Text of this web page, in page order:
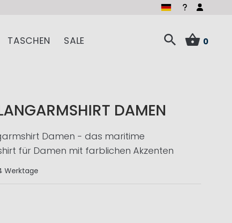
TASCHEN SALE 0
DAMEN
Damen - das maritime
für Damen mit farblichen Akzenten
Werktage